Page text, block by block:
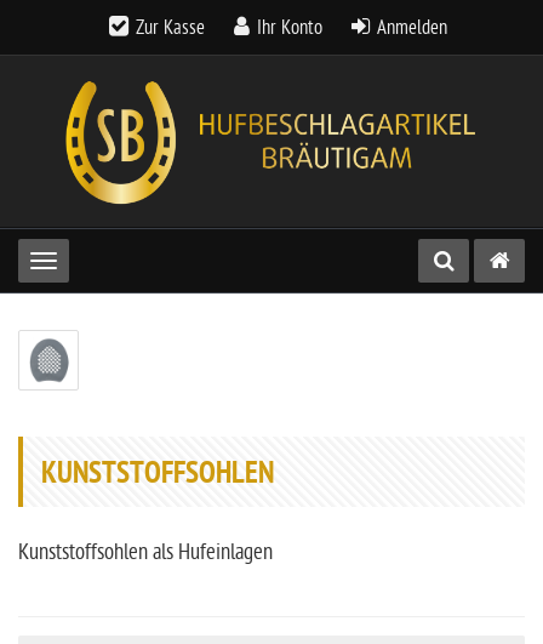
Zur Kasse Ihr Konto Anmelden
Toggle navigation
KUNSTSTOFFSOHLEN
Kunststoffsohlen als Hufeinlagen